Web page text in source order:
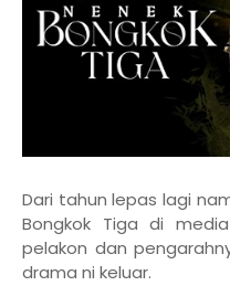
Dari tahun lepas lagi
Bongkok Tiga di
pelakon dan
drama ni keluar.